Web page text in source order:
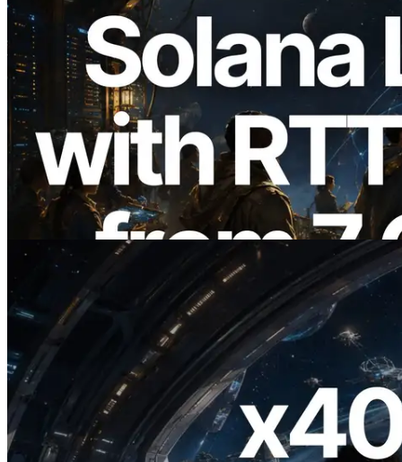
2026.08.05
ERPC expande a Solana Leader Slot API
com medição de ping a partir de 7 regiões
globais — Validators Information API
também lançada
2026.07.04